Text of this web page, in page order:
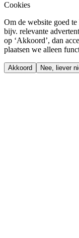
Cookies
Om de website goed
bijv. relevante
op ‘Akkoord’, dan
plaatsen we alleen
Akkoord Nee, liever